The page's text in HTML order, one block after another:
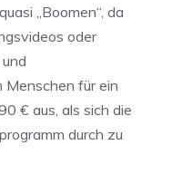
„Boomen“, da
oder
Menschen für ein
€ aus, als sich die
durch zu